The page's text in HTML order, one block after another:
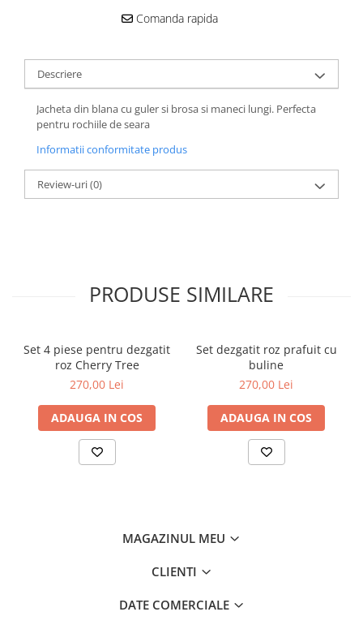
Comanda rapida
Descriere
Jacheta din blana cu guler si brosa si maneci lungi. Perfecta
pentru rochiile de seara
Informatii conformitate produs
Review-uri(0)
PRODUSE SIMILARE
Set 4 piese pentru dezgatit
roz Cherry Tree
270,00 Lei
ADAUGA IN COS
Set dezgatit roz prafuit cu
buline
270,00 Lei
ADAUGA IN COS
MAGAZINUL MEU
CLIENTI
DATE COMERCIALE